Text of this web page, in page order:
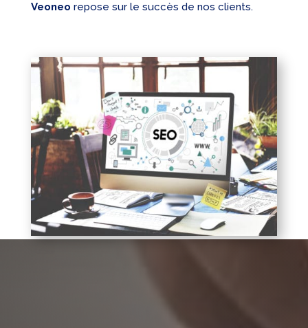
Veoneo repose sur le succès de nos clients.